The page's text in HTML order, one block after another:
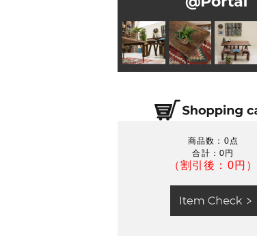
商品数：0点
合計：0円
（割引後：0円）